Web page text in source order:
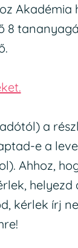
Akadémia
8
a
e a
Ahhoz,
helyezd
kérlek írj